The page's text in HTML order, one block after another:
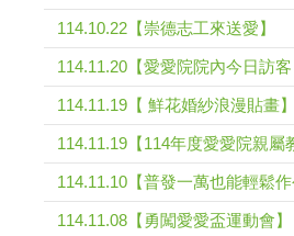
114.10.22【崇德志工來送愛】
114.11.20【愛愛院院內今日訪客
114.11.19【 鮮花婚紗浪漫貼畫】
114.11.19【114年度愛愛院親屬
114.11.10【普發一萬也能輕鬆作
114.11.08【勇闖愛愛盃運動會】